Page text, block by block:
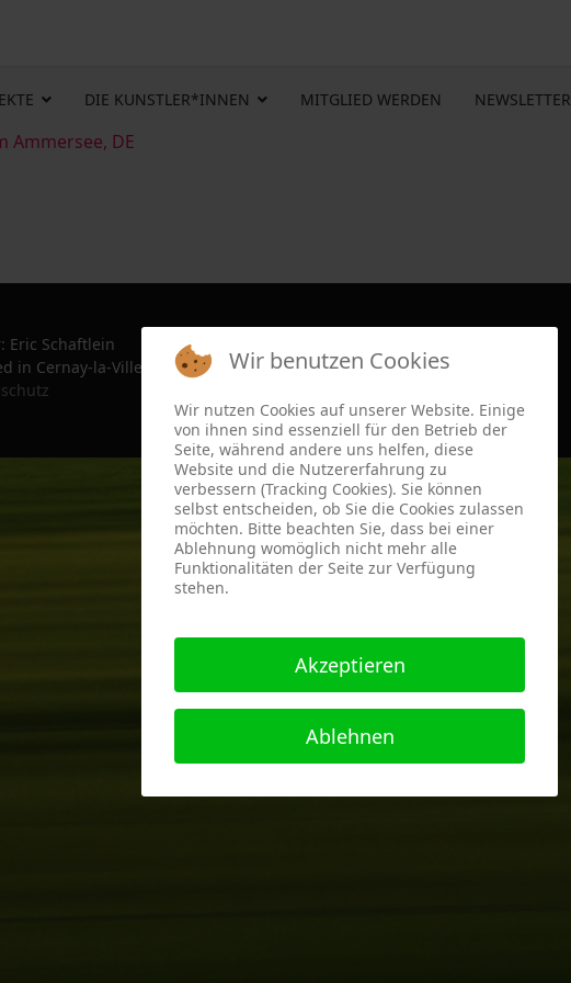
DIE KUNSTLER*INNEN MITGLIED WERDEN NEWSLETTER
Ammersee, DE
Eric Schaftlein
in Cernay-la-Ville, France since 2022Wir benutzen Cookies
Wir nutzen Cookies auf unserer Website. Einige
von ihnen sind essenziell für den Betrieb der
Seite, während andere uns helfen, diese
Website und die Nutzererfahrung zu
verbessern (Tracking Cookies). Sie können
selbst entscheiden, ob Sie die Cookies zulassen
möchten. Bitte beachten Sie, dass bei einer
Ablehnung womöglich nicht mehr alle
Funktionalitäten der Seite zur Verfügung
stehen.
Akzeptieren
Ablehnen